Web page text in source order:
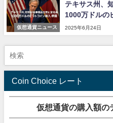
仮想通貨ニュース
テキサス州、
1000万ドルの
2025年6月24日
Coin Choice レート
仮想通貨の購入額の